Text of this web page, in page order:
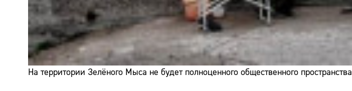
На территории Зелёного Мыса не будет полноценного общественного пространства